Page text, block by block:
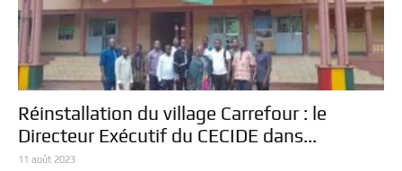
Réinstallation du village Carrefour : le
Directeur Exécutif du CECIDE dans...
11 août 2023